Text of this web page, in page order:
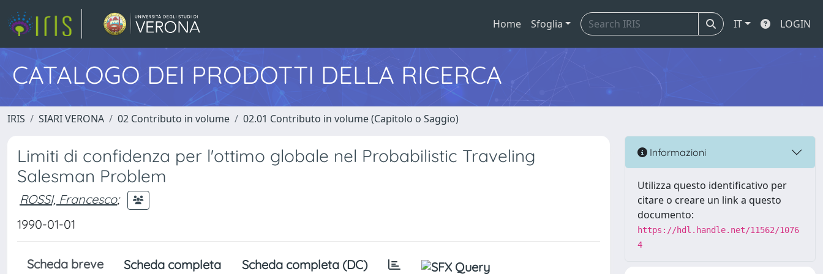
Home Sfoglia IT LOGIN
CATALOGO DEI PRODOTTI DELLA RICERCA
IRIS SIARI VERONA 02 Contributo in volume 02.01 Contributo in volume (Capitolo o Saggio)
Limiti di confidenza per l'ottimo globale nel Probabilistic Traveling
Salesman Problem
ROSSI, Francesco;
1990-01-01
Scheda breve Scheda completa Scheda completa (DC)
Informazioni
Utilizza questo identificativo per
citare o creare un link a questo
documento:
https://hdl.handle.net/11562/1076
4